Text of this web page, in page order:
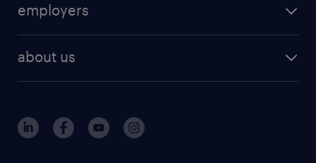
professional
contact us
employers
operational
professional
about us
randstad hungary
our offices